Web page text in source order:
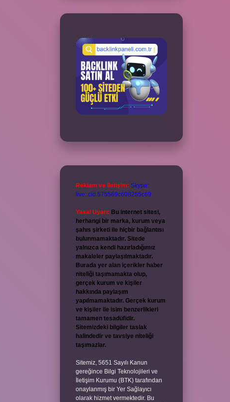
Reklam ve İletişim: Skype:
live:.cid.575569c608265c69
Yasal Uyarı: Bu internet sitesi,
herhangi bir marka, kurum veya
şahıs şirketi ile hiçbir bağlantısı
bulunmamaktadır. Sitede
yalnızca kendi hazırladığımız
makaleler paylaşılmaktadır.
Burada yer alan içerikler haber
niteliği taşımamakta olup,
gerçek kurum ve kişiler
hakkında paylaşım
yapılmamaktadır. Gerçek kurum
ve kişiler ile isim benzerlikleri
tamamen tesadüfidir.
Sitemizdeki bilgiler taslak
halindedir ve tavsiye niteliği
taşımazlar.
Sitemiz, 5651 Sayılı Kanun
gereğince Bilgi Teknolojileri ve
İletişim Kurumu (BTK) tarafından
onaylanmış bir Yer Sağlayıcı
olarak hizmet vermektedir. Bu